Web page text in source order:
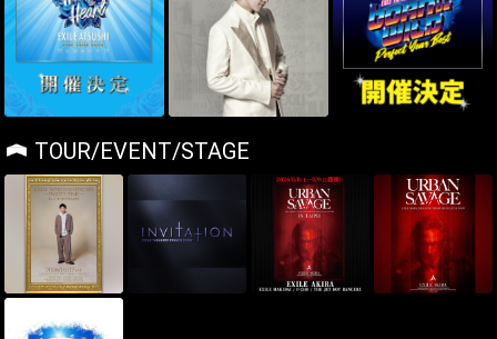
TOUR/EVENT/STAGE